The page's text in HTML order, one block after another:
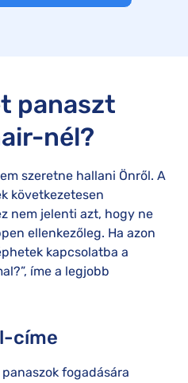
panaszt
nél?
szeretne hallani Önről. A
következetesen
nem jelenti azt, hogy ne
ellenkezőleg. Ha azon
kapcsolatba a
íme a legjobb
címe
fogadására